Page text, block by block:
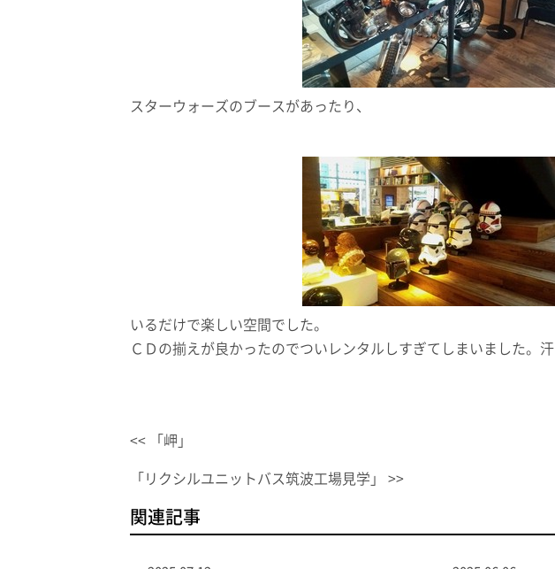
スターウォーズのブースがあったり、
いるだけで楽しい空間でした。
ＣＤの揃えが良かったのでついレンタルしすぎてしまいました。汗
<< 「岬」
「リクシルユニットバス筑波工場見学」 >>
関連記事